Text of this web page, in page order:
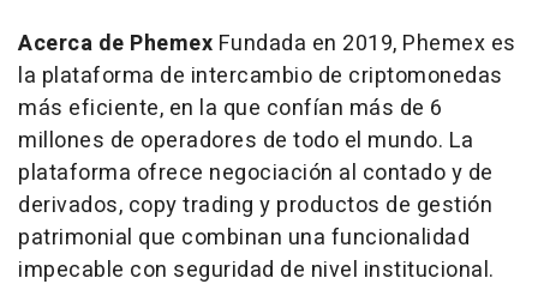
Acerca de Phemex Fundada en 2019, Phemex es
la plataforma de intercambio de criptomonedas
más eficiente, en la que confían más de 6
millones de operadores de todo el mundo. La
plataforma ofrece negociación al contado y de
derivados, copy trading y productos de gestión
patrimonial que combinan una funcionalidad
impecable con seguridad de nivel institucional.